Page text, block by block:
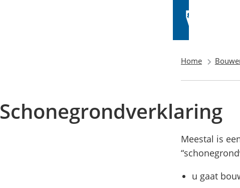
Home
Schonegrondverklaring
Meestal is
u gaat